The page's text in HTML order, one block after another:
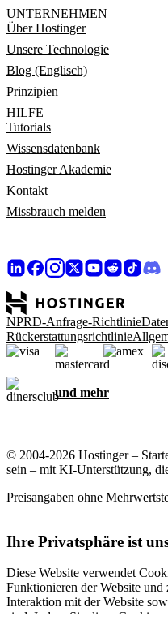
UNTERNEHMEN
Über Hostinger
Unsere Technologie
Blog (Englisch)
Prinzipien
HILFE
Tutorials
Wissensdatenbank
Hostinger Akademie
Kontakt
Missbrauch melden
NPRD-Anfrage-Richtlinie
Rückerstattungsrichtlinie
und mehr
© 2004-2026 Hostinger –
sein – mit KI-Unterstützung,
Preisangaben ohne
Ihre Privatsphäre ist
Diese Website verwendet
Funktionieren der Website
Interaktion mit der Website
sind. Indem Sie diese Cookies